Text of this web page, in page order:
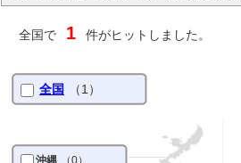
全国で 1 件がヒットしました。
全国 （1）
沖縄 （0）